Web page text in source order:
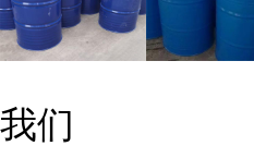
我们